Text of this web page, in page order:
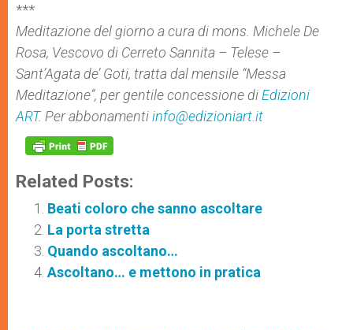
***
Meditazionedel giorno a cura di mons. Michele De
Rosa, Vescovo di Cerreto Sannita – Telese –
Sant’Agata de’ Goti, tratta dal mensile “Messa
Meditazione”, per gentile concessione di Edizioni
ART. Per abbonamentiinfo@edizioniart.it
Related Posts:
Beati coloro che sanno ascoltare
La porta stretta
Quando ascoltano…
Ascoltano… e mettono in pratica